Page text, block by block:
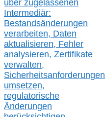
über zugelassenen
Intermediär:
Bestandsänderungen
verarbeiten, Daten
aktualisieren, Fehler
analysieren, Zertifikate
verwalten,
Sicherheitsanforderungen
umsetzen,
regulatorische
Änderungen